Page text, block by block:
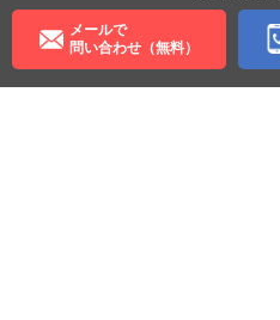
メールで
問い合わせ（無料）
住む街研究所で街の情報を